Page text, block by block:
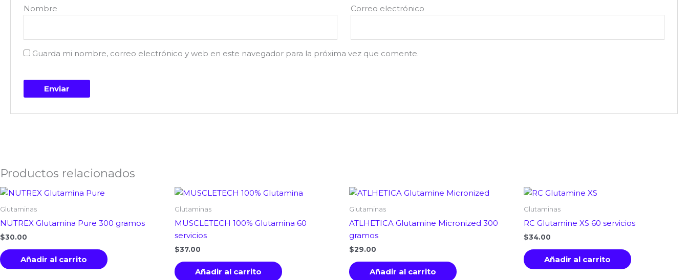
Nombre Correo electrónico
Guarda mi nombre, correo electrónico y web en este navegador para la próxima vez que comente.
Productos relacionados
Glutaminas
NUTREX Glutamina Pure 300 gramos
$30.00
Añadir al carrito
Glutaminas
MUSCLETECH 100% Glutamina 60
servicios
$37.00
Añadir al carrito
Glutaminas
ATLHETICA Glutamine Micronized 300
gramos
$29.00
Añadir al carrito
Glutaminas
RC Glutamine XS 60 servicios
$34.00
Añadir al carrito